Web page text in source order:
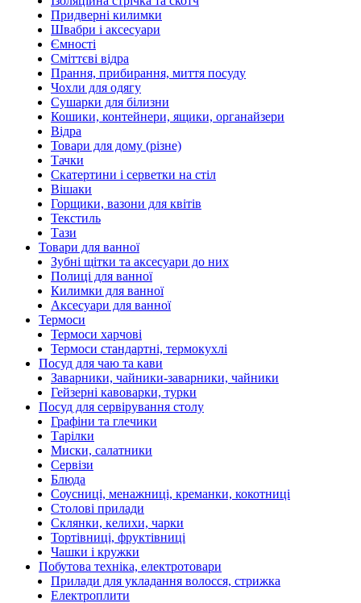
Придверні килимки
Швабри і аксесуари
Ємності
Сміттєві відра
Прання, прибирання, миття посуду
Чохли для одягу
Сушарки для білизни
Кошики, контейнери, ящики, органайзери
Відра
Товари для дому (різне)
Тачки
Скатертини і серветки на стіл
Вішаки
Горщики, вазони для квітів
Текстиль
Тази
Товари для ванної
Зубні щітки та аксесуари до них
Полиці для ванної
Килимки для ванної
Аксесуари для ванної
Термоси
Термоси харчові
Термоси стандартні, термокухлі
Посуд для чаю та кави
Заварники, чайники-заварники, чайники
Гейзерні кавоварки, турки
Посуд для сервірування столу
Графіни та глечики
Тарілки
Миски, салатники
Сервізи
Блюда
Соусниці, менажниці, креманки, кокотниці
Столові прилади
Склянки, келихи, чарки
Тортівниці, фруктівниці
Чашки і кружки
Побутова техніка, електротовари
Прилади для укладання волосся, стрижка
Електроплити